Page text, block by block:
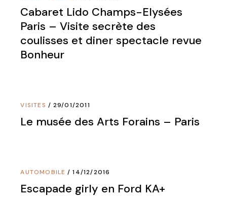
Cabaret Lido Champs-Elysées
Paris – Visite secrète des
coulisses et diner spectacle revue
Bonheur
VISITES 29/01/2011
Le musée des Arts Forains – Paris
AUTOMOBILE 14/12/2016
Escapade girly en Ford KA+